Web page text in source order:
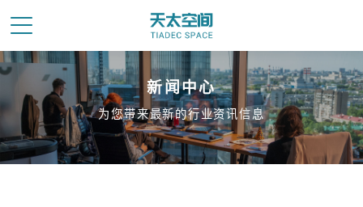
新闻中心
为您带来最新的行业资讯信息